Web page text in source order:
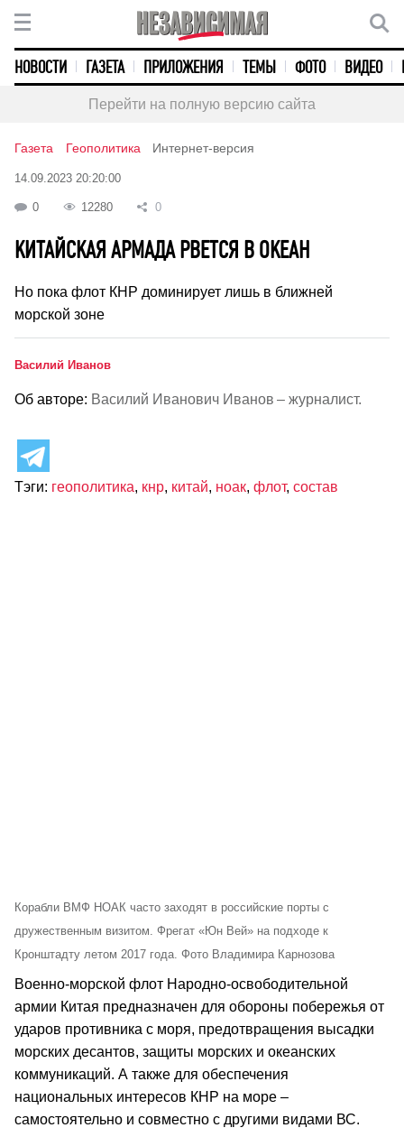
НОВОСТИ ГАЗЕТА ПРИЛОЖЕНИЯ ТЕМЫ ФОТО ВИДЕО
Перейти на полную версию сайта
Газета Геополитика Интернет-версия
14.09.2023 20:20:00
0 12280 0
КИТАЙСКАЯ АРМАДА РВЕТСЯ В ОКЕАН
Но пока флот КНР доминирует лишь в ближней
морской зоне
Василий Иванов
Об авторе: Василий Иванович Иванов – журналист.
Тэги: геополитика, кнр, китай, ноак, флот, состав
Корабли ВМФ НОАК часто заходят в российские порты с
дружественным визитом. Фрегат «Юн Вей» на подходе к
Кронштадту летом 2017 года. Фото Владимира Карнозова
Военно-морской флот Народно-освободительной
армии Китая предназначен для обороны побережья от
ударов противника с моря, предотвращения высадки
морских десантов, защиты морских и океанских
коммуникаций. А также для обеспечения
национальных интересов КНР на море –
самостоятельно и совместно с другими видами ВС.